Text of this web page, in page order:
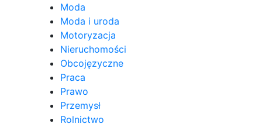
Moda
Moda i uroda
Motoryzacja
Nieruchomości
Obcojęzyczne
Praca
Prawo
Przemysł
Rolnictwo